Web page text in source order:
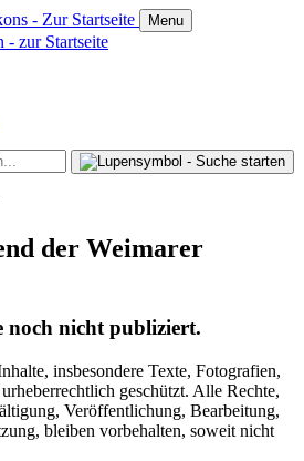
Menu
der Weimarer
noch nicht publiziert.
insbesondere Texte, Fotografien,
geschützt. Alle Rechte,
Veröffentlichung, Bearbeitung,
bleiben vorbehalten, soweit nicht